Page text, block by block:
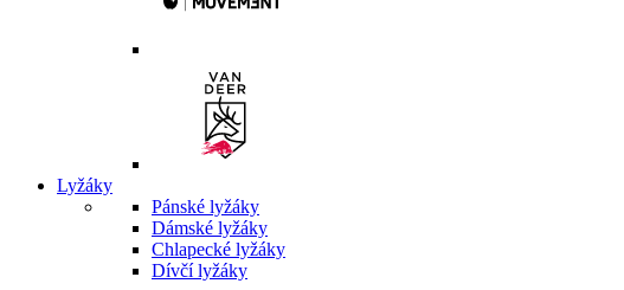
Lyžáky
Pánské lyžáky
Dámské lyžáky
Chlapecké lyžáky
Dívčí lyžáky